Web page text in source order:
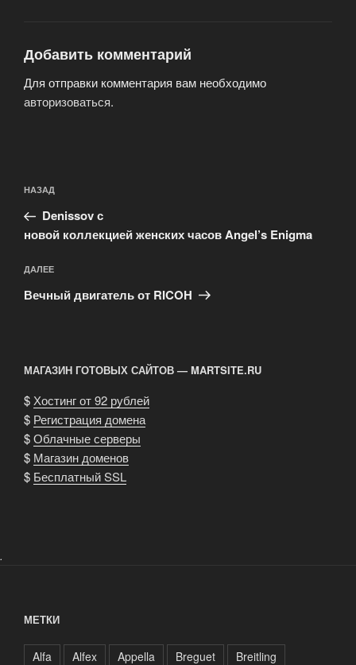
Добавить комментарий
Для отправки комментария вам необходимо
авторизоваться.
по
записям
Предыдущая
запись:
НАЗАД
Denissov с
новой коллекцией женских часов Angel’s Enigma
Следующая
запись
ДАЛЕЕ
Вечный двигатель от RICOH
МАГАЗИН ГОТОВЫХ САЙТОВ — MARTSITE.RU
$Хостинг от 92 рублей
$ Регистрация домена
$Облачные серверы
$ Магазин доменов
$ Бесплатный SSL
.
МЕТКИ
Alfa Alfex Appella Breguet
Breitling